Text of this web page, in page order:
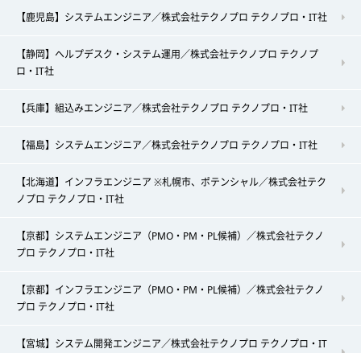
【鹿児島】システムエンジニア／株式会社テクノプロ テクノプロ・IT社
【静岡】ヘルプデスク・システム運用／株式会社テクノプロ テクノプ
ロ・IT社
【兵庫】組込みエンジニア／株式会社テクノプロ テクノプロ・IT社
【福島】システムエンジニア／株式会社テクノプロ テクノプロ・IT社
【北海道】インフラエンジニア ※札幌市、ポテンシャル／株式会社テク
ノプロ テクノプロ・IT社
【京都】システムエンジニア（PMO・PM・PL候補）／株式会社テクノ
プロ テクノプロ・IT社
【京都】インフラエンジニア（PMO・PM・PL候補）／株式会社テクノ
プロ テクノプロ・IT社
【宮城】システム開発エンジニア／株式会社テクノプロ テクノプロ・IT